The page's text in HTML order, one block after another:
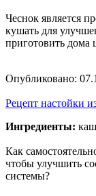
Чеснок является
кушать для
приготовить дома
Опубликовано:
Рецепт настойки
Ингредиенты:
Как
чтобы улучшить
системы?